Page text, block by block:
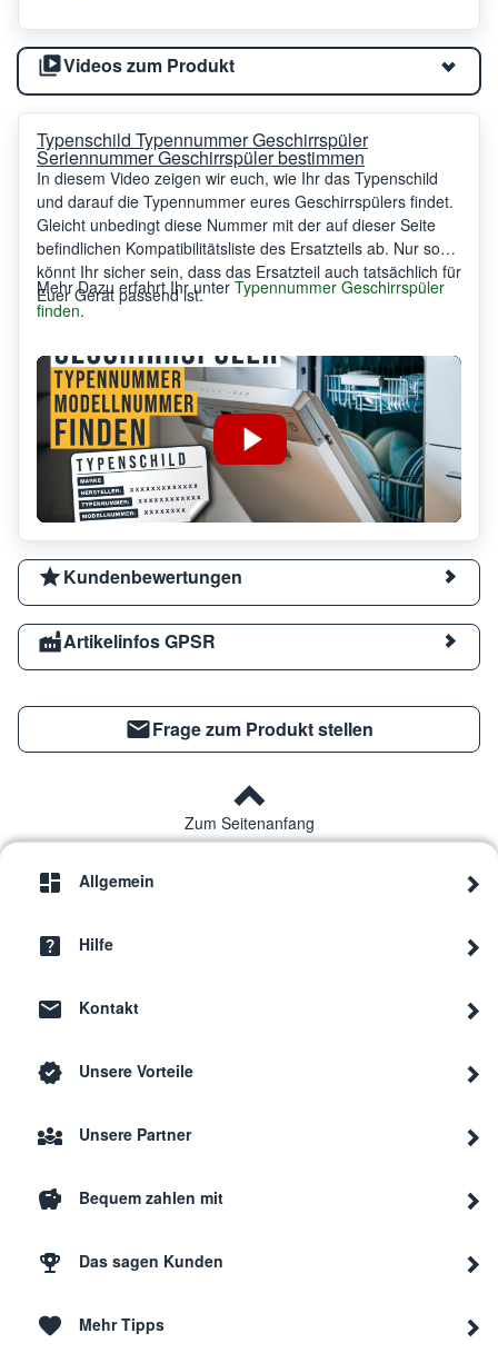
Videos zum Produkt
Typenschild Typennummer Geschirrspüler
Seriennummer Geschirrspüler bestimmen
In diesem Video zeigen wir euch, wie Ihr das Typenschild
und darauf die Typennummer eures Geschirrspülers findet.
Gleicht unbedingt diese Nummer mit der auf dieser Seite
befindlichen Kompatibilitätsliste des Ersatzteils ab. Nur so
könnt Ihr sicher sein, dass das Ersatzteil auch tatsächlich für
Euer Gerät passend ist.
Mehr Dazu erfahrt Ihr unter Typennummer Geschirrspüler
finden.
Kundenbewertungen
Artikelinfos GPSR
Frage zum Produkt stellen
Zum Seitenanfang
Allgemein
Hilfe
Kontakt
Unsere Vorteile
Unsere Partner
Bequem zahlen mit
Das sagen Kunden
Mehr Tipps